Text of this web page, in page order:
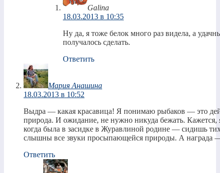
Galina
18.03.2013 в 10:35
Ну да, я тоже белок много раз видела, а
получалось сделать.
Ответить
Мария Анашина
18.03.2013 в 10:52
Выдра — какая красавица! Я понимаю рыбаков — это
природа. И ожидание, не нужно никуда бежать. Кажется,
когда была в засидке в Журавлиной родине — сидишь
слышны все звуки просыпающейся природы. А награда
Ответить